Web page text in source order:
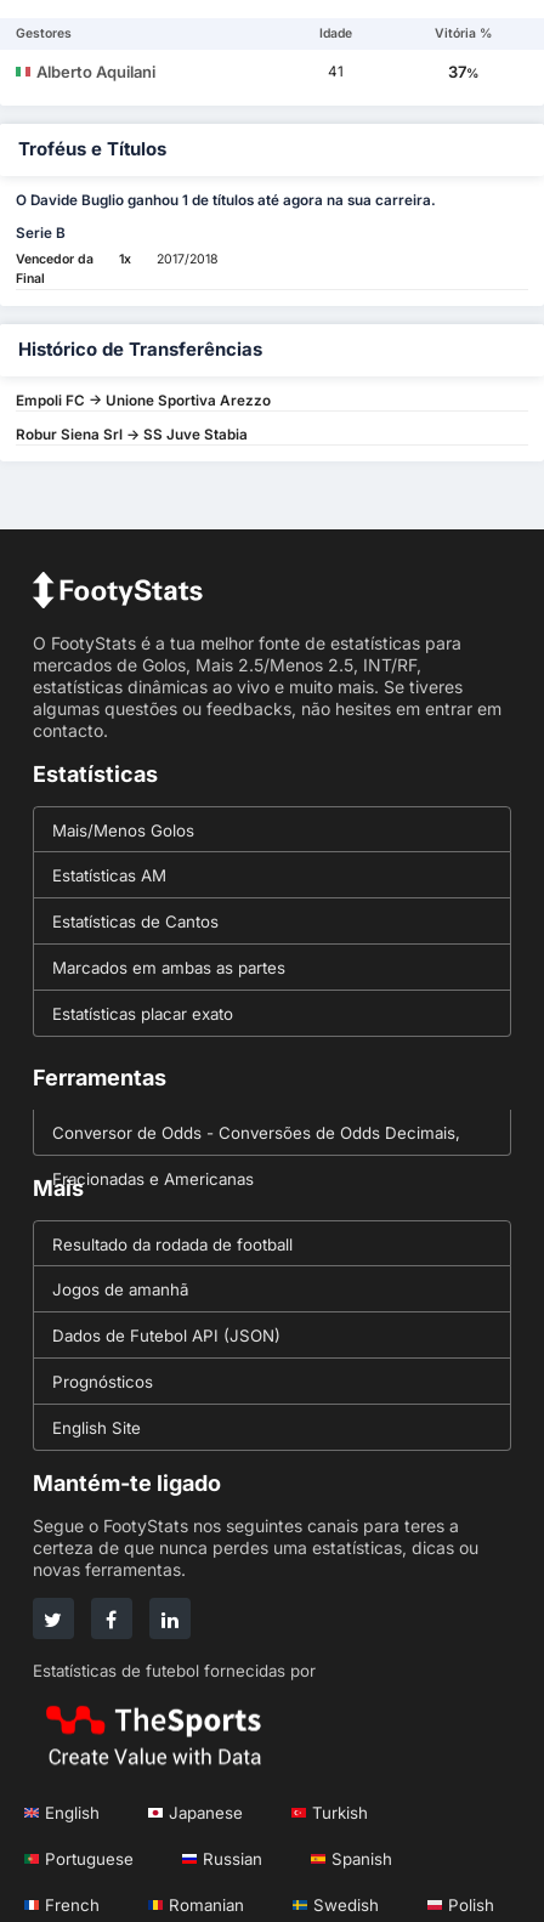
Gestores Idade Vitória %
Alberto Aquilani 41 37%
Troféus e Títulos
O Davide Buglio ganhou 1 de títulos até agora na sua carreira.
Serie B
Vencedor da
Final
1x 2017/2018
Histórico de Transferências
Empoli FC -> Unione Sportiva Arezzo
Robur Siena Srl -> SS Juve Stabia
O FootyStats é a tua melhor fonte de estatísticas para
mercados de Golos, Mais 2.5/Menos 2.5, INT/RF,
estatísticas dinâmicas ao vivo e muito mais. Se tiveres
algumas questões ou feedbacks, não hesites em entrar em
contacto.
Estatísticas
Mais/Menos Golos
Estatísticas AM
Estatísticas de Cantos
Marcados em ambas as partes
Estatísticas placar exato
Ferramentas
Conversor de Odds - Conversões de Odds Decimais,
Fracionadas e Americanas
Mais
Resultado da rodada de football
Jogos de amanhã
Dados de Futebol API (JSON)
Prognósticos
English Site
Mantém-te ligado
Segue o FootyStats nos seguintes canais para teres a
certeza de que nunca perdes uma estatísticas, dicas ou
novas ferramentas.
Estatísticas de futebol fornecidas por
English Japanese Turkish
Portuguese Russian Spanish
French Romanian Swedish Polish